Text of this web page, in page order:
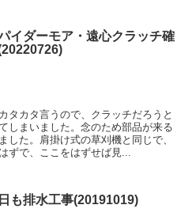
イダーモア・遠心クラッチ確
タカタ言うので、クラッチだろうと
しまいました。念のため部品が来る
した。肩掛け式の草刈機と同じで、
ずで、ここをはずせば見...
も排水工事(20191019)